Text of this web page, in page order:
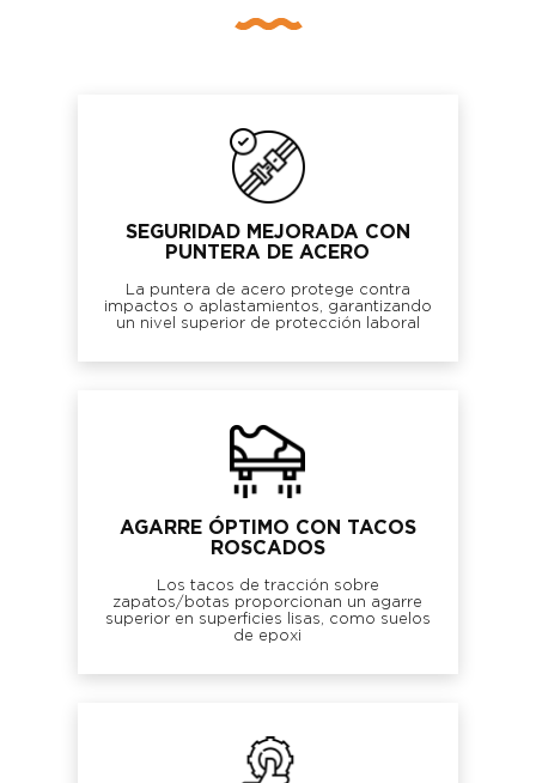
SEGURIDAD MEJORADA CON
PUNTERA DE ACERO
La puntera de acero protege contra
impactos o aplastamientos, garantizando
un nivel superior de protección laboral
AGARRE ÓPTIMO CON TACOS
ROSCADOS
Los tacos de tracción sobre
zapatos/botas proporcionan un agarre
superior en superficies lisas, como suelos
de epoxi